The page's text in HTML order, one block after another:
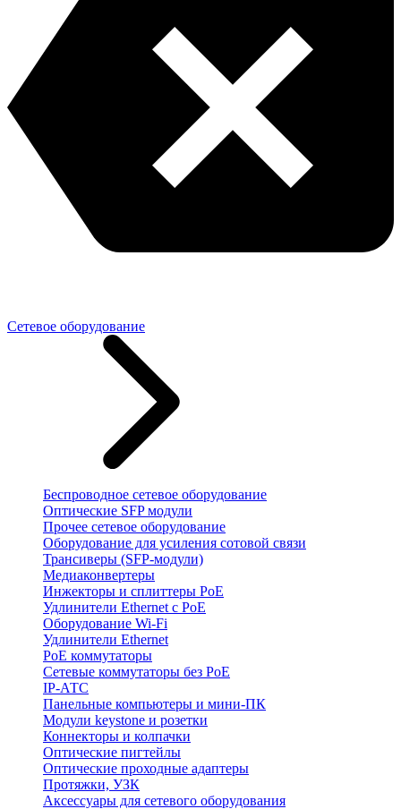
Сетевое оборудование
Беспроводное сетевое оборудование
Оптические SFP модули
Прочее сетевое оборудование
Оборудование для усиления сотовой связи
Трансиверы (SFP-модули)
Медиаконвертеры
Инжекторы и сплиттеры PoE
Удлинители Ethernet с PoE
Оборудование Wi-Fi
Удлинители Ethernet
PoE коммутаторы
Сетевые коммутаторы без PoE
IP-АТС
Панельные компьютеры и мини-ПК
Модули keystone и розетки
Коннекторы и колпачки
Оптические пигтейлы
Оптические проходные адаптеры
Протяжки, УЗК
Аксессуары для сетевого оборудования